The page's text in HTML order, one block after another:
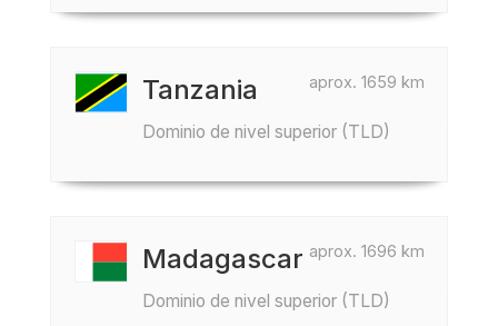
aprox. 1659 km
Tanzania
Dominio de nivel superior (TLD)
aprox. 1696 km
Madagascar
Dominio de nivel superior (TLD)